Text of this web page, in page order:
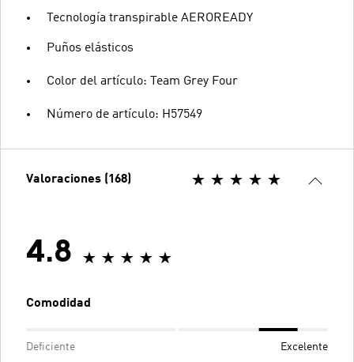
Tecnología transpirable AEROREADY
Puños elásticos
Color del artículo: Team Grey Four
Número de artículo: H57549
Valoraciones (168)
4.8
Comodidad
Deficiente Excelente